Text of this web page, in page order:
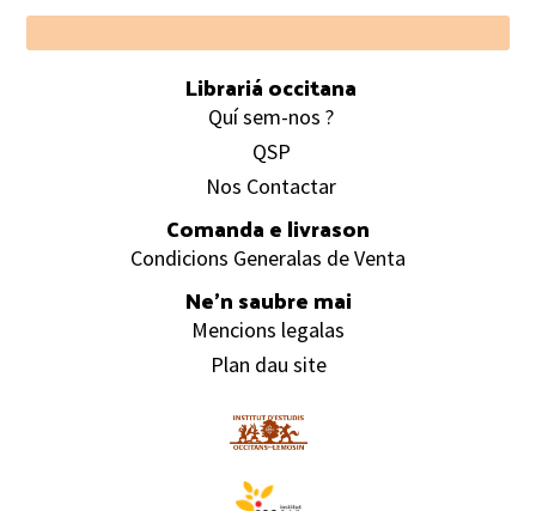
Footer
Librariá occitana
Quí sem-nos ?
QSP
Nos Contactar
Comanda e livrason
Condicions Generalas de Venta
Ne’n saubre mai
Mencions legalas
Plan dau site